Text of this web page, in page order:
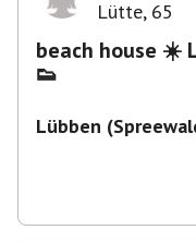
Lütte, 65
beach house ☀️
👟
Lübben